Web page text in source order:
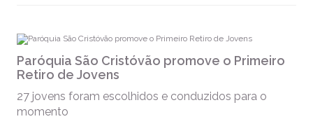
Paróquia São Cristóvão promove o Primeiro
Retiro de Jovens
27 jovens foram escolhidos e conduzidos para o
momento